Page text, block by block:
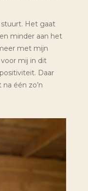
Het gaat
minder aan het
met mijn
mij in dit
Daar
één zo’n